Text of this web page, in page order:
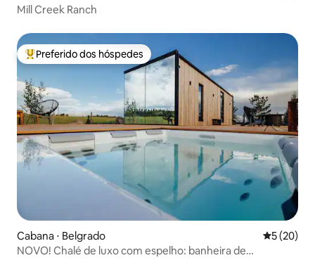
Mill Creek Ranch
Entre os melhores preferidos dos hóspedes
Preferido dos hóspedes
Cabana ⋅ Belgrado 5 de uma
5 (20)
NOVO! Chalé de luxo com espelho: banheira de